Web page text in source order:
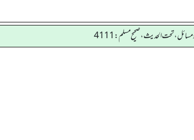
مسائل، تحت الحديث ، صحيح مسلم: 4111